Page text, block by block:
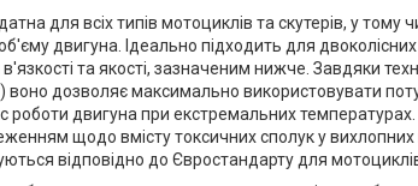
для всіх типів мотоциклів та скутерів, у тому
двигуна. Ідеально підходить для
та якості, зазначеним нижче. Завдяки
дозволяє максимально використовувати
роботи двигуна при екстремальних температурах.
щодо вмісту токсичних сполук у
відповідно до Євростандарту для